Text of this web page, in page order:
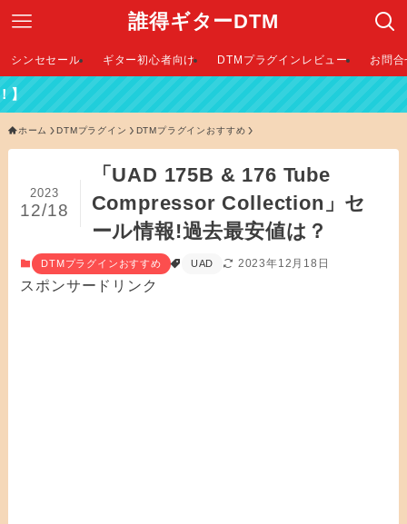
誰得ギターDTM
シンセセール ギター初心者向け DTMプラグインレビュー お問
ホーム DTMプラグイン DTMプラグインおすすめ
「UAD 175B & 176 Tube
Compressor Collection」セ
ール情報!過去最安値は？
2023
12/18
DTMプラグインおすすめ UAD 2023年12月18日
スポンサードリンク